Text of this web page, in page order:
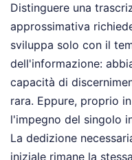
Distinguere una
approssimativa
sviluppa solo con il
dell'informazione:
capacità di
rara. Eppure, proprio
l'impegno del singolo
La dedizione
iniziale rimane la